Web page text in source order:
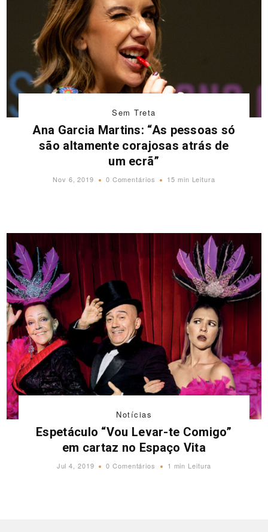
Sem Treta
Ana Garcia Martins: “As pessoas só
são altamente corajosas atrás de
um ecrã”
Nov 6, 2019 0 Comentários 15 min Leitura
Notícias
Espetáculo “Vou Levar-te Comigo”
em cartaz no Espaço Vita
Jul 4, 2019 0 Comentários 1 min Leitura